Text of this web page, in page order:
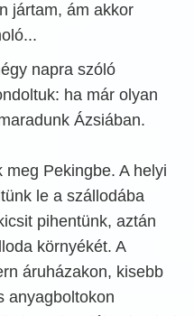
jártam, ám akkor
napra szóló
ha már olyan
Ázsiában.
Pekingbe. A helyi
le a szállodába
pihentünk, aztán
környékét. A
áruházakon, kisebb
anyagboltokon